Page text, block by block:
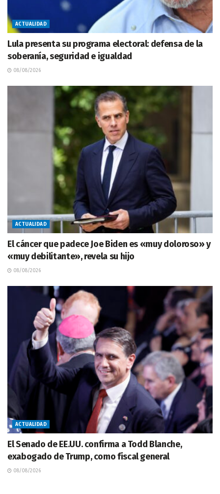
ACTUALIDAD
Lula presenta su programa electoral: defensa de la
soberanía, seguridad e igualdad
08/08/2026
ACTUALIDAD
El cáncer que padece Joe Biden es «muy doloroso» y
«muy debilitante», revela su hijo
08/08/2026
ACTUALIDAD
El Senado de EE.UU. confirma a Todd Blanche,
exabogado de Trump, como fiscal general
08/08/2026